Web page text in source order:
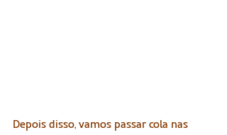
Depois disso, vamos passar cola nas